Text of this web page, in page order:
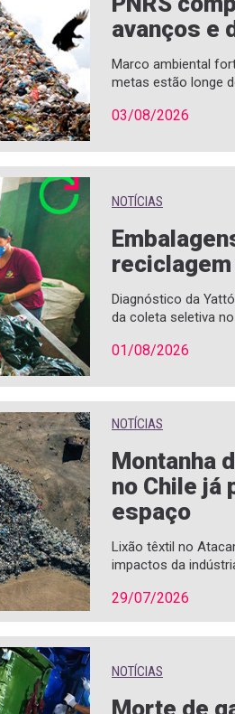
avanços e
Marco ambiental
metas estão longe
03/08/2026
NOTÍCIAS
Diagnóstico da
da coleta seletiva
01/08/2026
NOTÍCIAS
Montanha
no Chile já
espaço
Lixão têxtil no
impactos da
29/07/2026
NOTÍCIAS